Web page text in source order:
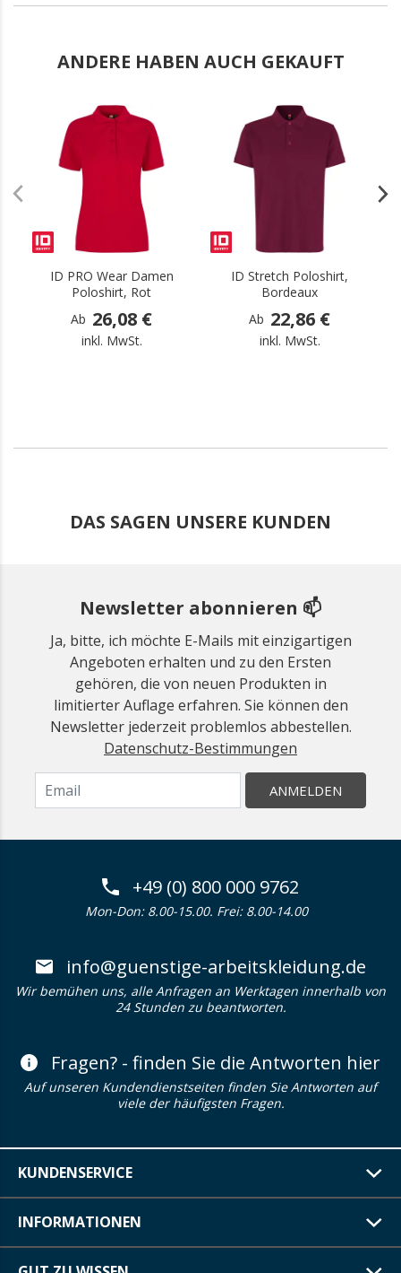
ANDERE HABEN AUCH GEKAUFT
ID PRO Wear Damen
Poloshirt, Rot
Ab 26,08 €
inkl. MwSt.
ID Stretch Poloshirt,
Bordeaux
Ab 22,86 €
inkl. MwSt.
DAS SAGEN UNSERE KUNDEN
Newsletter abonnieren 📫
Ja, bitte, ich möchte E-Mails mit einzigartigen
Angeboten erhalten und zu den Ersten
gehören, die von neuen Produkten in
limitierter Auflage erfahren. Sie können den
Newsletter jederzeit problemlos abbestellen.
Datenschutz-Bestimmungen
ANMELDEN
+49 (0) 800 000 9762
Mon-Don: 8.00-15.00. Frei: 8.00-14.00
info@guenstige-arbeitskleidung.de
Wir bemühen uns, alle Anfragen an Werktagen innerhalb von
24 Stunden zu beantworten.
Fragen? - finden Sie die Antworten hier
Auf unseren Kundendienstseiten finden Sie Antworten auf
viele der häufigsten Fragen.
KUNDENSERVICE
INFORMATIONEN